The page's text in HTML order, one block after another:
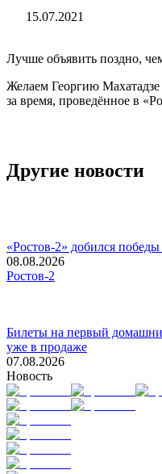
15.07.2021
Лучше объявить поздно,
Желаем Георгию
за время, проведённое в
Другие новости
«Ростов-2» добился
08.08.2026
Ростов-2
Билеты на первый
уже в продаже
07.08.2026
Новость